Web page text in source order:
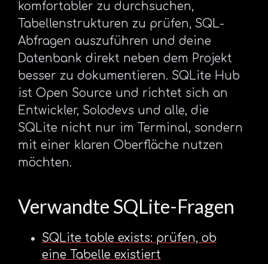
komfortabler zu durchsuchen,
Tabellenstrukturen zu prüfen, SQL-
Abfragen auszuführen und deine
Datenbank direkt neben dem Projekt
besser zu dokumentieren. SQLite Hub
ist Open Source und richtet sich an
Entwickler, Solodevs und alle, die
SQLite nicht nur im Terminal, sondern
mit einer klaren Oberfläche nutzen
möchten.
Verwandte SQLite-Fragen
SQLite table exists: prüfen, ob
eine Tabelle existiert